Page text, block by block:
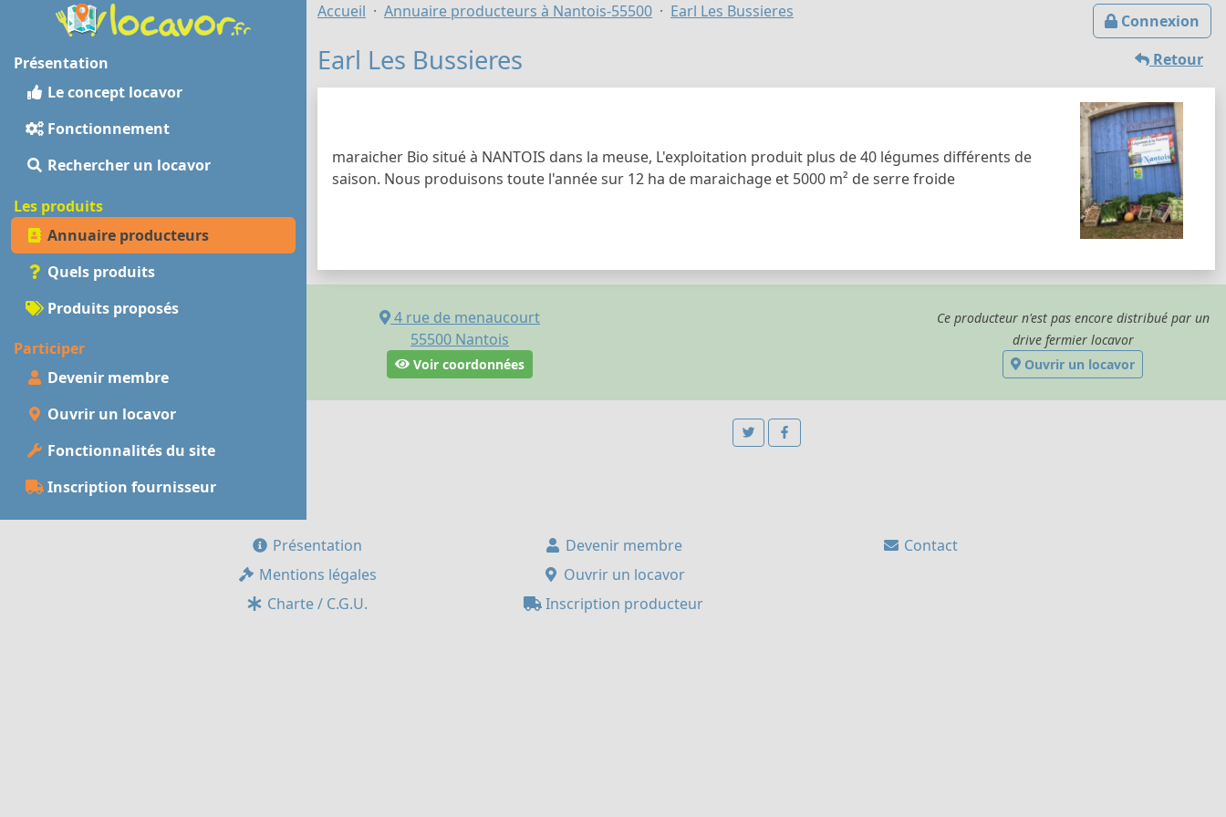
Présentation
Le concept locavor
Fonctionnement
Rechercher un locavor
Les produits
Annuaire producteurs
Quels produits
Produits proposés
Participer
Devenir membre
Ouvrir un locavor
Fonctionnalités du site
Inscription fournisseur
Connexion
Accueil Annuaire producteurs à Nantois-55500 Earl Les Bussieres
Retour
Earl Les Bussieres
maraicher Bio situé à NANTOIS dans la meuse, L'exploitation produit plus de 40 légumes différents de
saison. Nous produisons toute l'année sur 12 ha de maraichage et 5000 m² de serre froide
4 rue de menaucourt
55500 Nantois
Voir coordonnées
Ce producteur n'est pas encore distribué par un
drive fermier locavor
Ouvrir un locavor
Présentation
Mentions légales
Charte / C.G.U.
Devenir membre
Ouvrir un locavor
Inscription producteur
Contact